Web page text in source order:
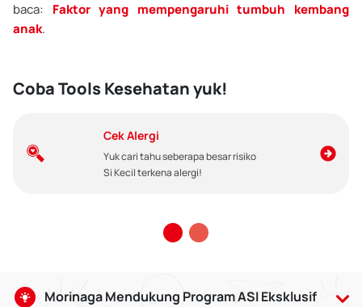
baca: Faktor yang mempengaruhi tumbuh kembang
anak.
Coba Tools Kesehatan yuk!
Cek Alergi
Yuk cari tahu seberapa besar risiko
Si Kecil terkena alergi!
Morinaga Mendukung Program ASI Eksklusif